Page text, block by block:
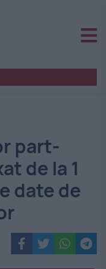
part-
de la 1
date de